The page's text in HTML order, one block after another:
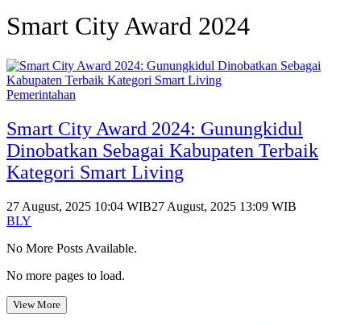
Smart City Award 2024
Pemerintahan
Smart City Award 2024: Gunungkidul
Dinobatkan Sebagai Kabupaten Terbaik
Kategori Smart Living
27 August, 2025 10:04 WIB27 August, 2025 13:09 WIB
BLY
No More Posts Available.
No more pages to load.
View More